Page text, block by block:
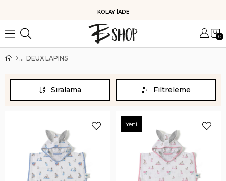
KOLAY İADE
0
DEUX LAPINS
Filtreleme
Sıralama
Yeni